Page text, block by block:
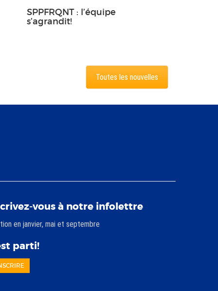
SPPFRQNT : l’équipe
s’agrandit!
Toutes les nouvelles
vous à notre infolettre
en janvier, mai et septembre
parti!